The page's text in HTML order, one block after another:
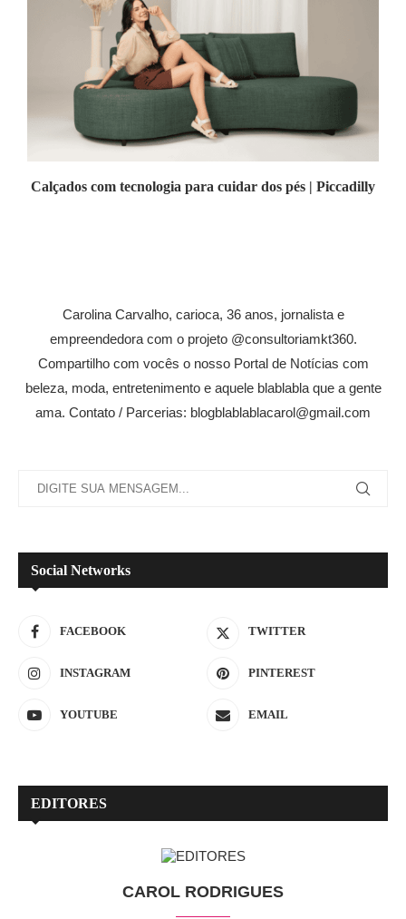
Calçados com tecnologia para cuidar dos pés | Piccadilly
Carolina Carvalho, carioca, 36 anos, jornalista e
empreendedora com o projeto @consultoriamkt360.
Compartilho com vocês o nosso Portal de Notícias com
beleza, moda, entretenimento e aquele blablabla que a gente
ama. Contato / Parcerias: blogblablablacarol@gmail.com
Social Networks
FACEBOOK TWITTER
INSTAGRAM PINTEREST
YOUTUBE EMAIL
EDITORES
CAROL RODRIGUES